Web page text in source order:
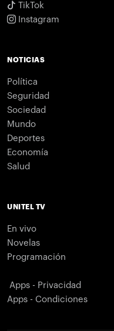
TikTok
Instagram
NOTICIAS
Política
Seguridad
Sociedad
Mundo
Deportes
Economía
Salud
UNITEL TV
En vivo
Novelas
Programación
Apps - Privacidad
Apps - Condiciones